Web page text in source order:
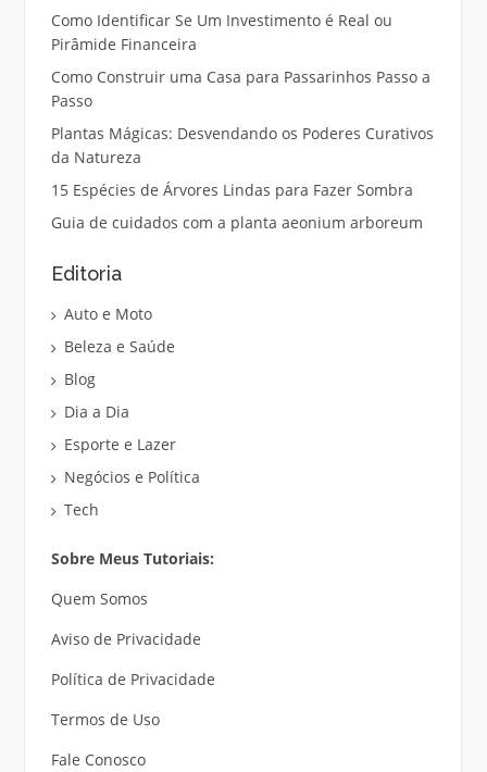
Como Identificar Se Um Investimento é Real ou
Pirâmide Financeira
Como Construir uma Casa para Passarinhos Passo a
Passo
Plantas Mágicas: Desvendando os Poderes Curativos
da Natureza
15 Espécies de Árvores Lindas para Fazer Sombra
Guia de cuidados com a planta aeonium arboreum
Editoria
Auto e Moto
Beleza e Saúde
Blog
Dia a Dia
Esporte e Lazer
Negócios e Política
Tech
Sobre Meus Tutoriais:
Quem Somos
Aviso de Privacidade
Política de Privacidade
Termos de Uso
Fale Conosco